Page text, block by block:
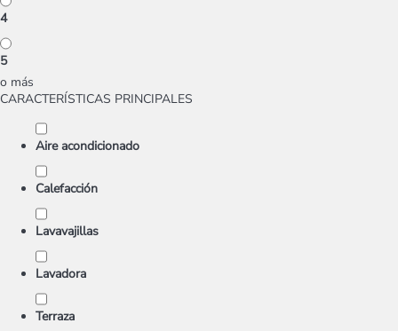
4
5
o más
CARACTERÍSTICAS PRINCIPALES
Aire acondicionado
Calefacción
Lavavajillas
Lavadora
Terraza